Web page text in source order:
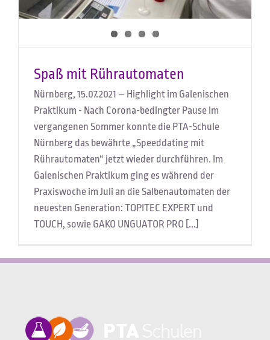
Spaß mit Rührautomaten
Nürnberg, 15.07.2021 – Highlight im Galenischen
Praktikum - Nach Corona-bedingter Pause im
vergangenen Sommer konnte die PTA-Schule
Nürnberg das bewährte „Speeddating mit
Rührautomaten“ jetzt wieder durchführen. Im
Galenischen Praktikum ging es während der
Praxiswoche im Juli an die Salbenautomaten der
neuesten Generation: TOPITEC EXPERT und
TOUCH, sowie GAKO UNGUATOR PRO [...]